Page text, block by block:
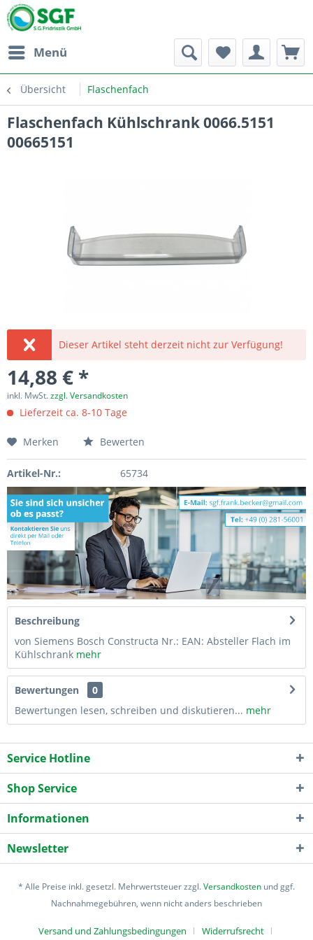
Menü
Übersicht Flaschenfach
Flaschenfach Kühlschrank 0066.5151
00665151
Dieser Artikel steht derzeit nicht zur Verfügung!
14,88 € *
inkl. MwSt.zzgl. Versandkosten
Lieferzeit ca. 8-10 Tage
Merken Bewerten
Artikel-Nr.: 65734
Beschreibung
von Siemens Bosch Constructa Nr.: EAN: Absteller Flach im
Kühlschrank mehr
Bewertungen
0
Bewertungen lesen, schreiben und diskutieren... mehr
Service Hotline
Shop Service
Informationen
Newsletter
* Alle Preise inkl. gesetzl. Mehrwertsteuer zzgl.Versandkosten und ggf.
Nachnahmegebühren, wenn nicht anders beschrieben
Versand und Zahlungsbedingungen Widerrufsrecht